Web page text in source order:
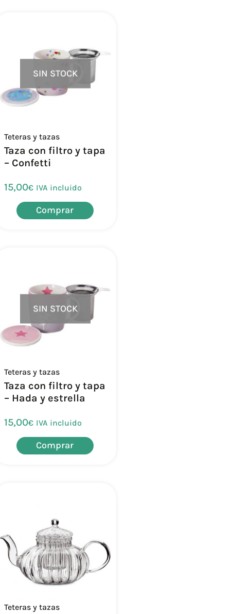
SIN STOCK
Teteras y tazas
Taza con filtro y tapa
– Confetti
15,00€ IVA incluido
Comprar
SIN STOCK
Teteras y tazas
Taza con filtro y tapa
– Hada y estrella
15,00€ IVA incluido
Comprar
Teteras y tazas